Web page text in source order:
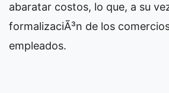
abaratar costos, lo que, a su
formalizaciÃ³n de los
empleados.